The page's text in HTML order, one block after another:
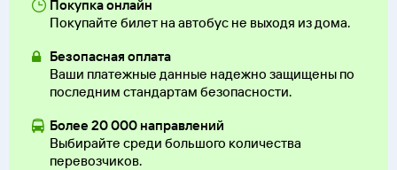
Покупка онлайн
Покупайте билет на автобус не выходя из дома.
Безопасная оплата
Ваши платежные данные надежно защищены по
последним стандартам безопасности.
Более 20 000 направлений
Выбирайте среди большого количества
перевозчиков.